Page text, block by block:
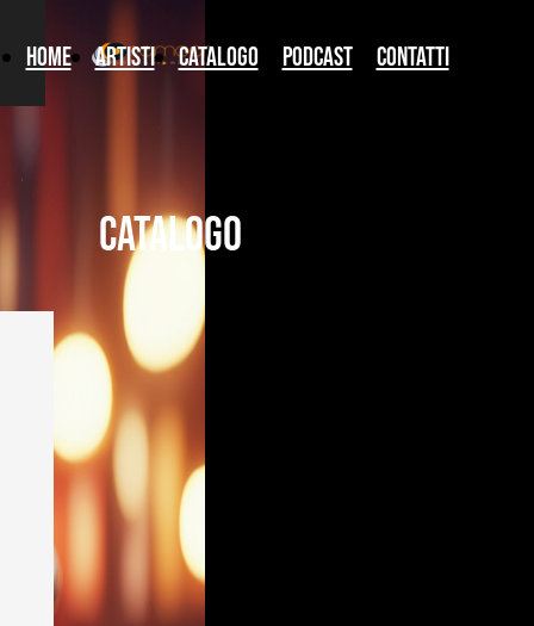
Home artisti catalogo podcast Contatti
catalogo